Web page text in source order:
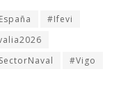
#Ifevi
#Vigo